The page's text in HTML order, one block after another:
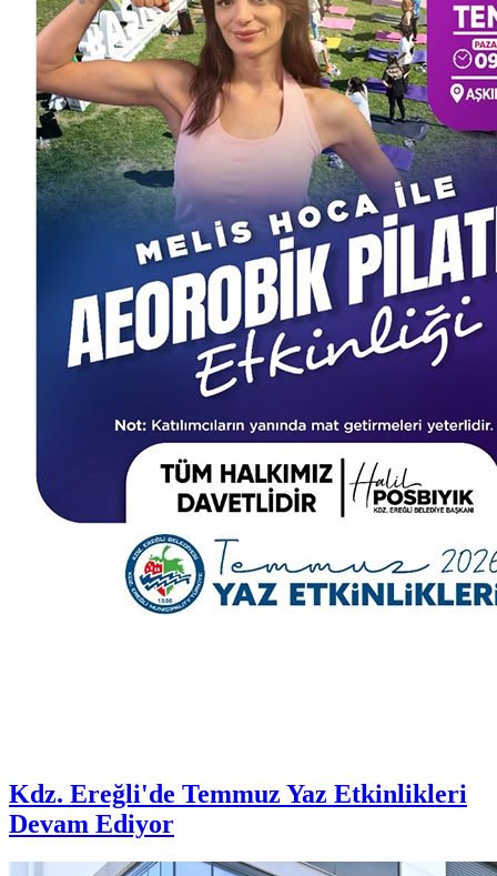
Kdz. Ereğli'de Temmuz Yaz Etkinlikleri
Devam Ediyor